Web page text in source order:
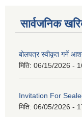
सार्वजनिक
बोलपत्र स्वीकृत गर्ने
मिति: 06/15/2026 -
Invitation For
मिति: 06/05/2026 -